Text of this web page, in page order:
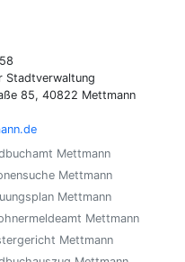
Stadtverwaltung
85, 40822 Mettmann
Mettmann
Mettmann
Mettmann
Mettmann
Mettmann